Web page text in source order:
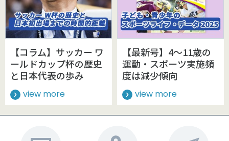
【コラム】サッカー ワ
ールドカップ杯の歴史
と日本代表の歩み
view more
【最新号】4～11歳の
運動・スポーツ実施頻
度は減少傾向
view more